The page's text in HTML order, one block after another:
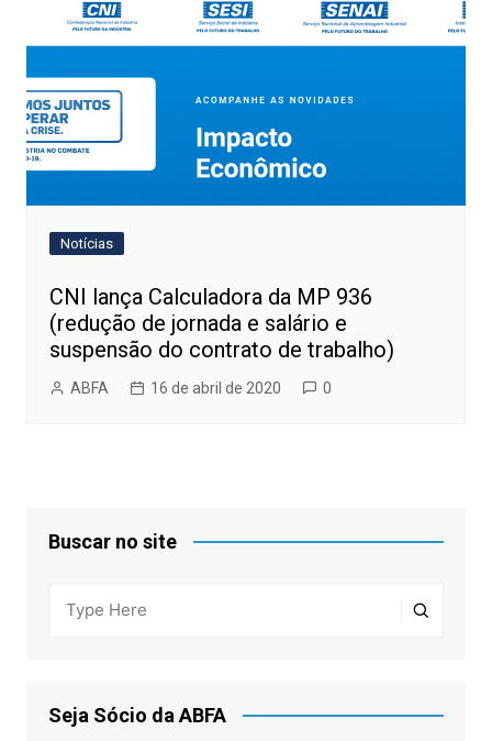
Notícias
CNI lança Calculadora da MP 936
(redução de jornada e salário e
suspensão do contrato de trabalho)
ABFA 16 de abril de 2020 0
Buscar no site
Seja Sócio da ABFA